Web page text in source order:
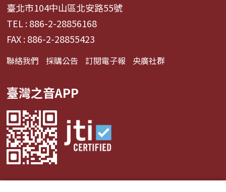
臺北市104中山區北安路55號
TEL : 886-2-28856168
FAX : 886-2-28855423
聯絡我們 採購公告 訂閱電子報 央廣社群
臺灣之音APP